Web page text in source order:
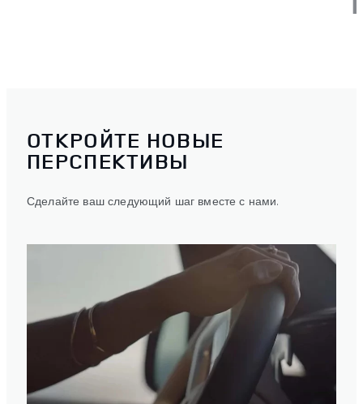
ОТКРОЙТЕ НОВЫЕ
ПЕРСПЕКТИВЫ
Сделайте ваш следующий шаг вместе с нами.